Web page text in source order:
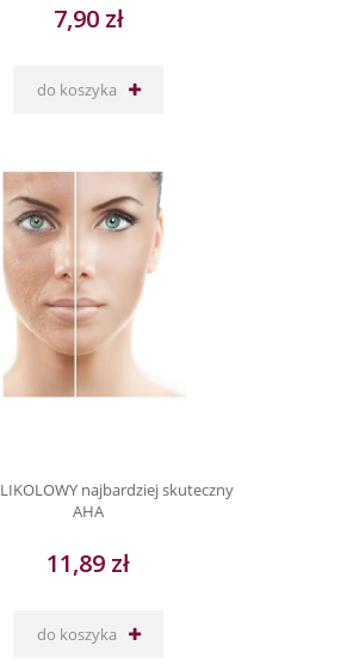
7,90 zł
do koszyka
najbardziej skuteczny
AHA
11,89 zł
do koszyka